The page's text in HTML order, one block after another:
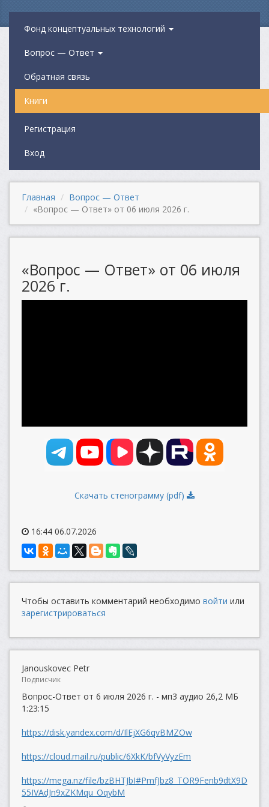
Фонд концептуальных технологий
Вопрос — Ответ
Обратная связь
Книги
Регистрация
Вход
Главная
Вопрос — Ответ
«Вопрос — Ответ» от 06 июля 2026 г.
«Вопрос — Ответ» от 06 июля
2026 г.
Скачать стенограмму (pdf)
16:44 06.07.2026
Чтобы оставить комментарий необходимо войти или
зарегистрироваться
Janouskovec Petr
Подписчик
Вопрос-Ответ от 6 июля 2026 г. - мп3 аудио 26,2 МБ
1:23:15
https://disk.yandex.com/d/IlEjXG6qvBMZOw
https://cloud.mail.ru/public/6XkK/bfVyVyzEm
https://mega.nz/file/bzBHTJbI#PmfJbz8_TOR9Fenb9dtX9D
55IVAdJn9xZKMqu_OqybM